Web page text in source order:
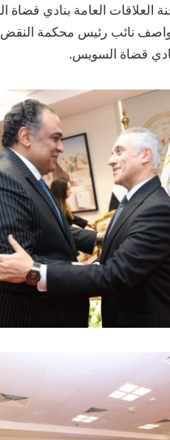
العلاقات العامة بنادي قضاة
نائب رئيس محكمة
قضاة السويس.